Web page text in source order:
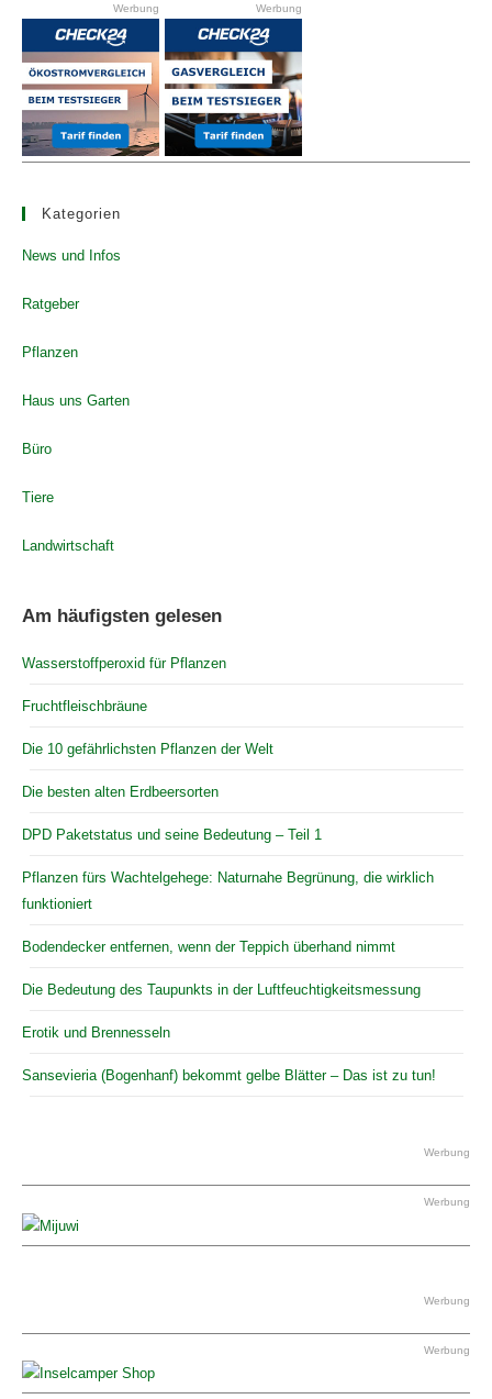
Werbung Werbung
Kategorien
News und Infos
Ratgeber
Pflanzen
Haus uns Garten
Büro
Tiere
Landwirtschaft
Am häufigsten gelesen
Wasserstoffperoxid für Pflanzen
Fruchtfleischbräune
Die 10 gefährlichsten Pflanzen der Welt
Die besten alten Erdbeersorten
DPD Paketstatus und seine Bedeutung – Teil 1
Pflanzen fürs Wachtelgehege: Naturnahe Begrünung, die wirklich
funktioniert
Bodendecker entfernen, wenn der Teppich überhand nimmt
Die Bedeutung des Taupunkts in der Luftfeuchtigkeitsmessung
Erotik und Brennesseln
Sansevieria (Bogenhanf) bekommt gelbe Blätter – Das ist zu tun!
Werbung
Werbung
Werbung
Werbung